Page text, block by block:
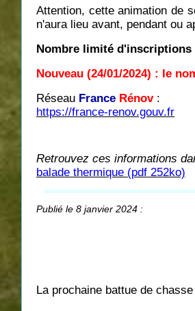
Attention, cette animation de
n'aura lieu avant, pendant ou
Nombre limité d'inscriptions
Nouveau (24/01/2024) : le
Réseau France Rénov:
https://france-renov.gouv.fr
Retrouvez ces informations
balade thermique (pdf 252ko)
Publié le 8 janvier 2024 :
La prochaine battue de